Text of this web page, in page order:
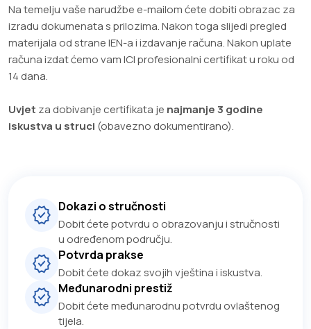
Na temelju vaše narudžbe e-mailom ćete dobiti obrazac za
izradu dokumenata s prilozima. Nakon toga slijedi pregled
materijala od strane IEN-a i izdavanje računa. Nakon uplate
računa izdat ćemo vam ICI profesionalni certifikat u roku od
14 dana.
Uvjet za dobivanje certifikata je najmanje 3 godine
iskustva u struci (obavezno dokumentirano).
Dokazi o stručnosti
Dobit ćete potvrdu o obrazovanju i stručnosti
u određenom području.
Potvrda prakse
Dobit ćete dokaz svojih vještina i iskustva.
Međunarodni prestiž
Dobit ćete međunarodnu potvrdu ovlaštenog
tijela.